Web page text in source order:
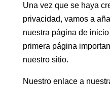
Una vez que se haya
privacidad, vamos a
nuestra página de
primera página
nuestro sitio.
Nuestro enlace a